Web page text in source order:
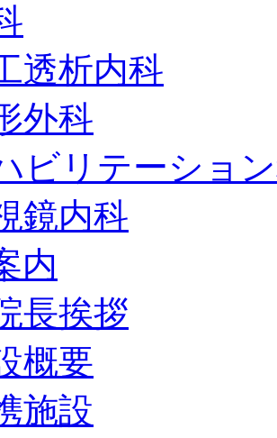
透析内科
外科
ビリテーショ
鏡内科
内
長挨拶
概要
施設